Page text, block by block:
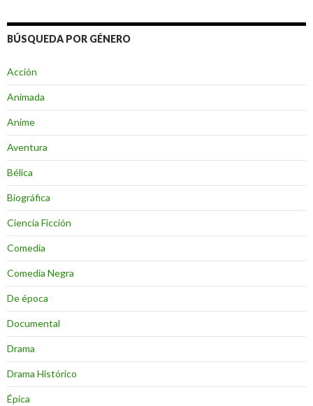
BÚSQUEDA POR GÉNERO
Acción
Animada
Anime
Aventura
Bélica
Biográfica
Ciencia Ficción
Comedia
Comedia Negra
De época
Documental
Drama
Drama Histórico
Épica